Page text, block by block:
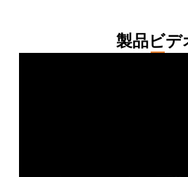
製品ビデ